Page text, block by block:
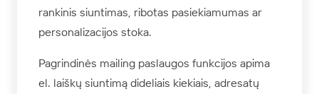
rankinis siuntimas, ribotas pasiekiamumas ar
personalizacijos stoka.
Pagrindinės mailing paslaugos funkcijos apima
el. laiškų siuntimą dideliais kiekiais, adresatų